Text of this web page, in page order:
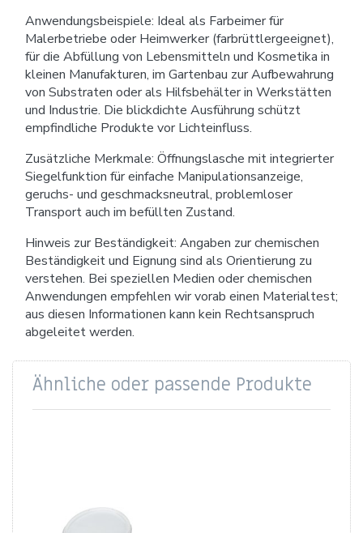
Anwendungsbeispiele: Ideal als Farbeimer für
Malerbetriebe oder Heimwerker (farbrüttlergeeignet),
für die Abfüllung von Lebensmitteln und Kosmetika in
kleinen Manufakturen, im Gartenbau zur Aufbewahrung
von Substraten oder als Hilfsbehälter in Werkstätten
und Industrie. Die blickdichte Ausführung schützt
empfindliche Produkte vor Lichteinfluss.
Zusätzliche Merkmale: Öffnungslasche mit integrierter
Siegelfunktion für einfache Manipulationsanzeige,
geruchs- und geschmacksneutral, problemloser
Transport auch im befüllten Zustand.
Hinweis zur Beständigkeit: Angaben zur chemischen
Beständigkeit und Eignung sind als Orientierung zu
verstehen. Bei speziellen Medien oder chemischen
Anwendungen empfehlen wir vorab einen Materialtest;
aus diesen Informationen kann kein Rechtsanspruch
abgeleitet werden.
Ähnliche oder passende Produkte